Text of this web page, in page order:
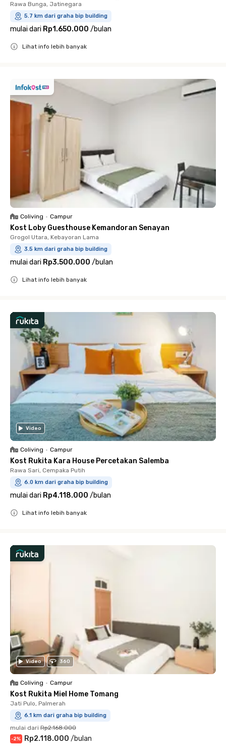
Rawa Bunga, Jatinegara
5.7 km dari graha bip building
mulai dari Rp1.650.000 /bulan
Lihat info lebih banyak
Coliving • Campur
Kost Loby Guesthouse Kemandoran Senayan
Grogol Utara, Kebayoran Lama
3.5 km dari graha bip building
mulai dari Rp3.500.000 /bulan
Lihat info lebih banyak
Video
Coliving • Campur
Kost Rukita Kara House Percetakan Salemba
Rawa Sari, Cempaka Putih
6.0 km dari graha bip building
mulai dari Rp4.118.000 /bulan
Lihat info lebih banyak
Video 360
Coliving • Campur
Kost Rukita Miel Home Tomang
Jati Pulo, Palmerah
6.1 km dari graha bip building
mulai dari Rp2.168.000
-2% Rp2.118.000 /bulan